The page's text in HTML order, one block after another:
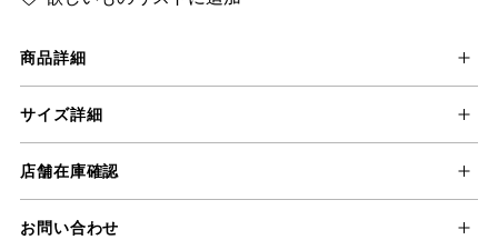
商品詳細
サイズ詳細
店舗在庫確認
お問い合わせ